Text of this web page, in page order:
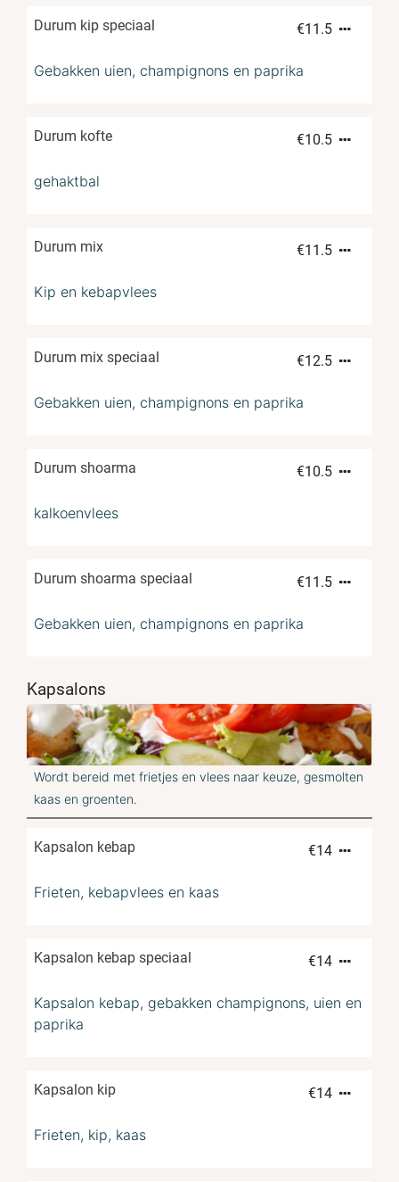
Durum kip speciaal €11.5
Gebakken uien, champignons en paprika
Durum kofte €10.5
gehaktbal
Durum mix €11.5
Kip en kebapvlees
Durum mix speciaal €12.5
Gebakken uien, champignons en paprika
Durum shoarma €10.5
kalkoenvlees
Durum shoarma speciaal €11.5
Gebakken uien, champignons en paprika
Kapsalons
Wordt bereid met frietjes en vlees naar keuze, gesmolten
kaas en groenten.
Kapsalon kebap €14
Frieten, kebapvlees en kaas
Kapsalon kebap speciaal €14
Kapsalon kebap, gebakken champignons, uien en
paprika
Kapsalon kip €14
Frieten, kip, kaas